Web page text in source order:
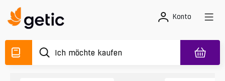
Konto